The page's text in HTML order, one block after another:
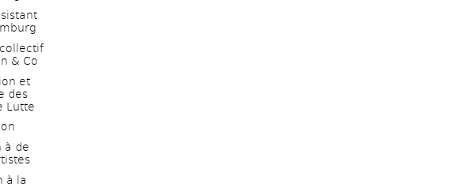
collectif
& Co
et
des
Lutte
à de
à la